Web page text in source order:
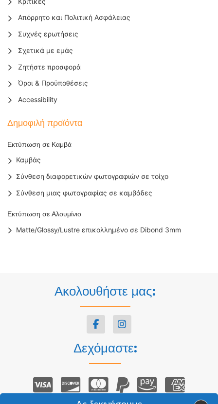
Απόρρητο και Πολιτική Ασφάλειας
Συχνές ερωτήσεις
Σχετικά με εμάς
Ζητήστε προσφορά
Όροι & Προϋποθέσεις
Accessibility
Δημοφιλή προϊόντα
Εκτύπωση σε Καμβά
Καμβάς
Σύνθεση διαφορετικών φωτογραφιών σε τοίχο
Σύνθεση μιας φωτογραφίας σε καμβάδες
Εκτύπωση σε Αλουμίνιο
Matte/Glossy/Lustre επικολλημένο σε Dibond 3mm
Ακολουθήστε μας:
Δεχόμαστε: